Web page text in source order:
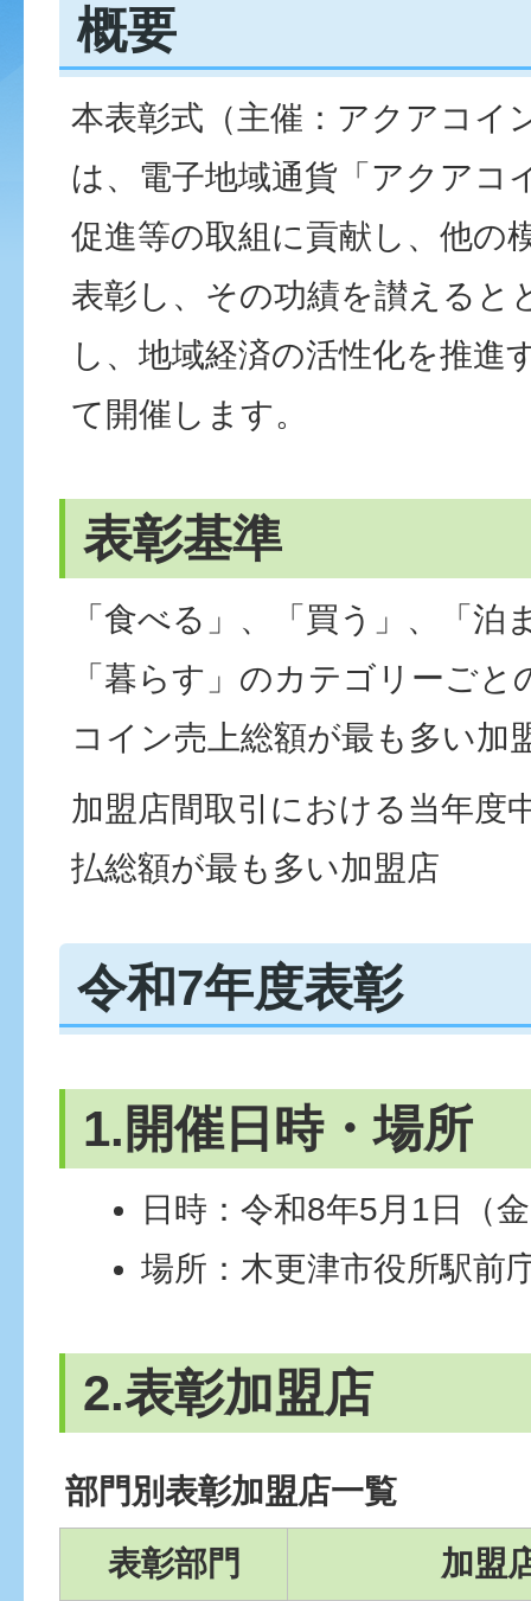
概要
本表彰式（主催：アクアコイ
は、電子地域通貨「アクアコ
促進等の取組に貢献し、他の
表彰し、その功績を讃えると
し、地域経済の活性化を推進
て開催します。
表彰基準
「食べる」、「買う」、「泊
「暮らす」のカテゴリーご
コイン売上総額が最も多い加
加盟店間取引における当年度
払総額が最も多い加盟店
令和7年度表彰
1.開催日時・場所
日時：令和8年5月1日（
場所：木更津市役所駅前
2.表彰加盟店
部門別表彰加盟店一覧
表彰部門
加盟